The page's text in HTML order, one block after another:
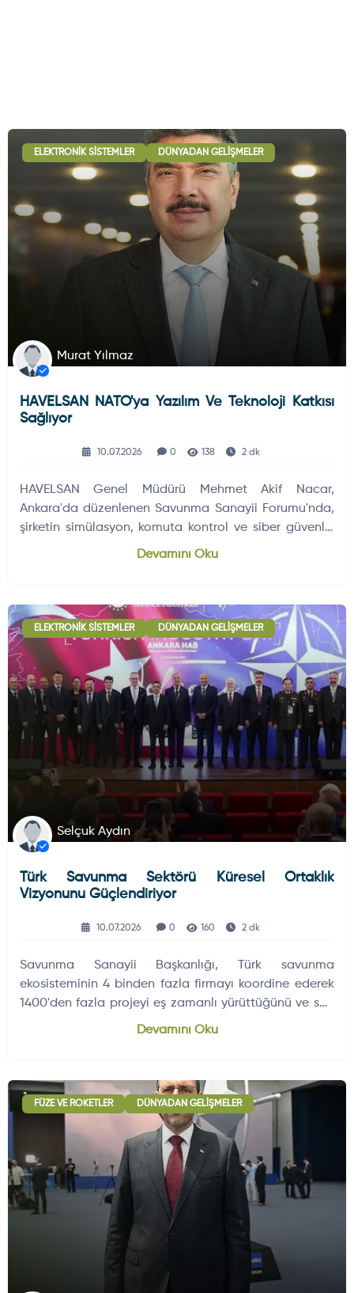
ELEKTRONIK SISTEMLER DÜNYADAN GELIŞMELER
Murat Yılmaz
HAVELSAN NATO'ya Yazılım Ve Teknoloji Katkısı
Sağlıyor
10.07.2026 0 138 2 dk
HAVELSAN Genel Müdürü Mehmet Akif Nacar,
Ankara'da düzenlenen Savunma Sanayii Forumu'nda,
şirketin simülasyon, komuta kontrol ve siber güvenlik
teknolojilerini NATO ülkelerine…
Devamını Oku
ELEKTRONIK SISTEMLER DÜNYADAN GELIŞMELER
Selçuk Aydın
Türk Savunma Sektörü Küresel Ortaklık
Vizyonunu Güçlendiriyor
10.07.2026 0 160 2 dk
Savunma Sanayii Başkanlığı, Türk savunma
ekosisteminin 4 binden fazla firmayı koordine ederek
1400'den fazla projeyi eş zamanlı yürüttüğünü ve son
12 ayda 11 milyar doları aşan…
Devamını Oku
FÜZE VE ROKETLER DÜNYADAN GELIŞMELER